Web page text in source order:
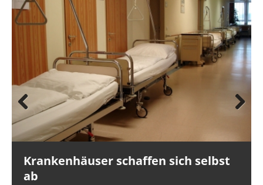
Krankenhäuser schaffen sich selbst
ab
Prev
ious